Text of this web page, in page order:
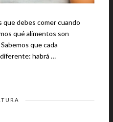
que debes comer cuando
qué alimentos son
habrá …